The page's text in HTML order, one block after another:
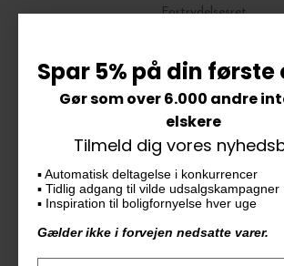
Fortrydelsesret
Vores butik
KAiKU ApS
Langdalsvej 46, bygning 7
8220 Brabrand
Tlf. 33 11 19 07
CVR-nr. 30715349
Spar 5% på din første
Gør som over 6.000 andre
elskere
Tilmeld dig vores
▪️ Automatisk deltagelse i konkurrencer
▪️ Tidlig adgang til vilde udsalgskampagner
▪️ Inspiration til boligfornyelse hver uge
Gælder ikke i forvejen nedsatte varer.